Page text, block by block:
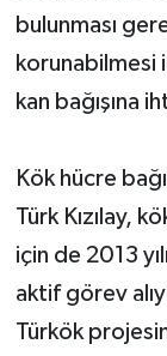
bulunması
korunabilmesi
kan bağışına
Kök hücre
Türk Kızılay,
için de 2013
aktif görev
Türkök